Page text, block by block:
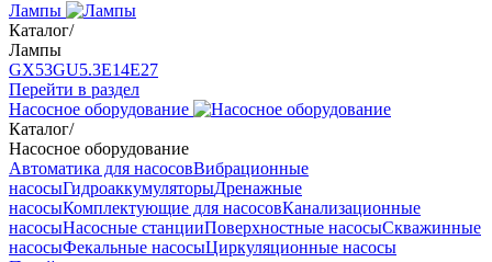
Лампы
Каталог/
Лампы
GX53GU5.3Е14Е27
Перейти в раздел
Насосное оборудование
Каталог/
Насосное оборудование
Автоматика для насосовВибрационные
насосыГидроаккумуляторыДренажные
насосыКомплектующие для насосовКанализационные
насосыНасосные станцииПоверхностные насосыСкважинные
насосыФекальные насосыЦиркуляционные насосы